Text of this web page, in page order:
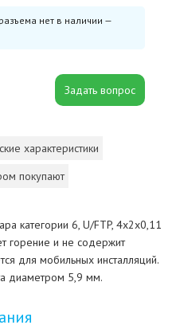
нет в наличии —
характеристики
покупают
категории 6, U/FTP, 4х2х0,11
горение и не содержит
для мобильных инсталляций.
диаметром 5,9 мм.